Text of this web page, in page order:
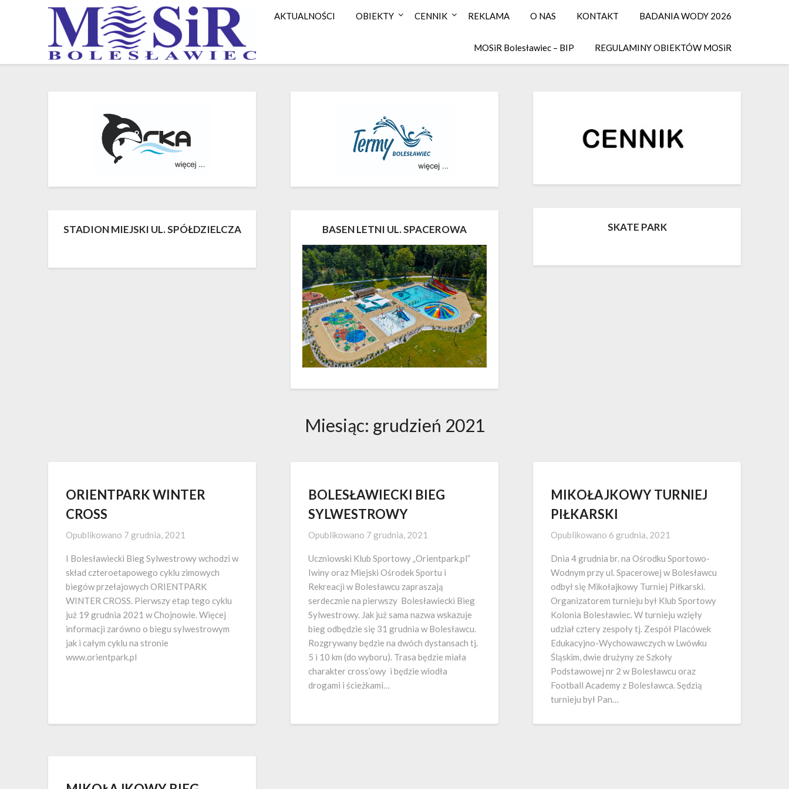
AKTUALNOŚCI OBIEKTY CENNIK REKLAMA O NAS KONTAKT BADANIA WODY 2026
MOSiR Bolesławiec – BIP REGULAMINY OBIEKTÓW MOSiR
STADION MIEJSKI UL. SPÓŁDZIELCZA BASEN LETNI UL. SPACEROWA SKATE PARK
Miesiąc: grudzień 2021
ORIENTPARK WINTER
CROSS
Opublikowano 7 grudnia, 2021
I Bolesławiecki Bieg Sylwestrowy wchodzi w
skład czteroetapowego cyklu zimowych
biegów przełajowych ORIENTPARK
WINTER CROSS. Pierwszy etap tego cyklu
już 19 grudnia 2021 w Chojnowie. Więcej
informacji zarówno o biegu sylwestrowym
jak i całym cyklu na stronie
www.orientpark.pl
BOLESŁAWIECKI BIEG
SYLWESTROWY
Opublikowano 7 grudnia, 2021
Uczniowski Klub Sportowy „Orientpark.pl”
Iwiny oraz Miejski Ośrodek Sportu i
Rekreacji w Bolesławcu zapraszają
serdecznie na pierwszy Bolesławiecki Bieg
Sylwestrowy. Jak już sama nazwa wskazuje
bieg odbędzie się 31 grudnia w Bolesławcu.
Rozgrywany będzie na dwóch dystansach tj.
5 i 10 km (do wyboru). Trasa będzie miała
charakter cross’owy i będzie wiodła
drogami i ścieżkami…
MIKOŁAJKOWY TURNIEJ
PIŁKARSKI
Opublikowano 6 grudnia, 2021
Dnia 4 grudnia br. na Ośrodku Sportowo-
Wodnym przy ul. Spacerowej w Bolesławcu
odbył się Mikołajkowy Turniej Piłkarski.
Organizatorem turnieju był Klub Sportowy
Kolonia Bolesławiec. W turnieju wzięły
udział cztery zespoły tj. Zespół Placówek
Edukacyjno-Wychowawczych w Lwówku
Śląskim, dwie drużyny ze Szkoły
Podstawowej nr 2 w Bolesławcu oraz
Football Academy z Bolesławca. Sędzią
turnieju był Pan…